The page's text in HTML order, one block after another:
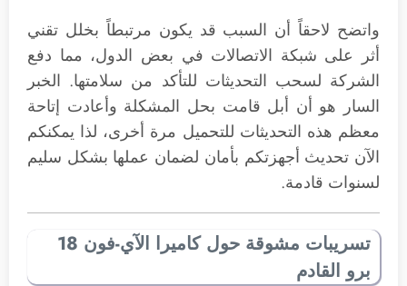
واتضح لاحقاً أن السبب قد يكون مرتبطاً بخلل تقني
أثر على شبكة الاتصالات في بعض الدول، مما دفع
الشركة لسحب التحديثات للتأكد من سلامتها. الخبر
السار هو أن أبل قامت بحل المشكلة وأعادت إتاحة
معظم هذه التحديثات للتحميل مرة أخرى، لذا يمكنكم
الآن تحديث أجهزتكم بأمان لضمان عملها بشكل سليم
لسنوات قادمة.
تسريبات مشوقة حول كاميرا الآي-فون 18
برو القادم